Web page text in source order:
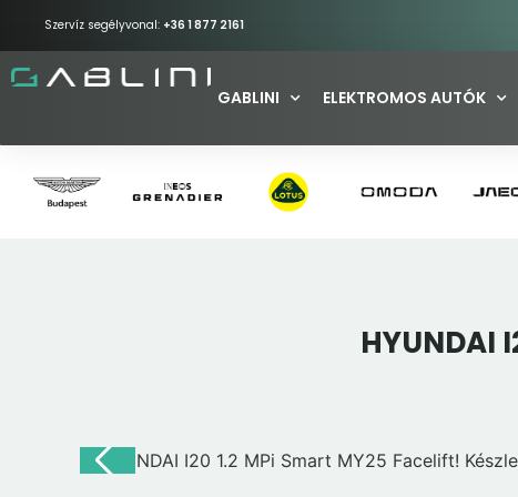
Szervíz segélyvonal: +36 1 877 2161
GABLINI ELEKTROMOS AUTÓK
HYUNDAI